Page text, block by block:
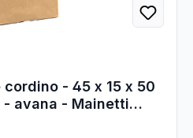
- 45 x 15 x 50
avana - Mainetti